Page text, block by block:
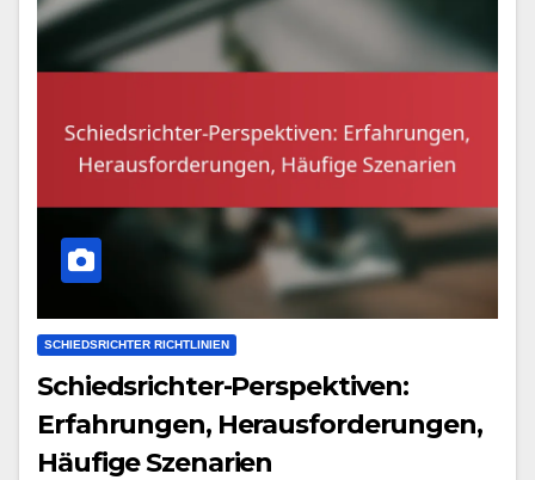
SCHIEDSRICHTER RICHTLINIEN
Schiedsrichter-Perspektiven:
Erfahrungen, Herausforderungen,
Häufige Szenarien